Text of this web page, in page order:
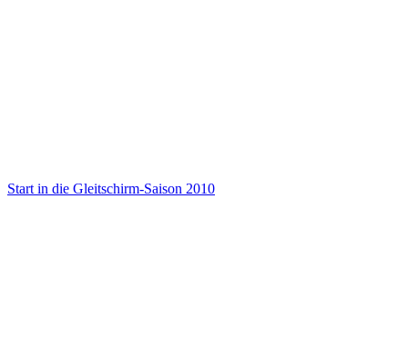
Start in die Gleitschirm-Saison 2010